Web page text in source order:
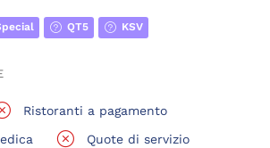
QT5 KSV
Ristoranti a pagamento
Quote di servizio